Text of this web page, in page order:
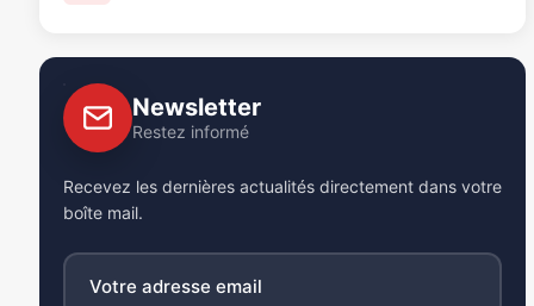
Newsletter
Restez informé
Recevez les dernières actualités directement dans votre
boîte mail.